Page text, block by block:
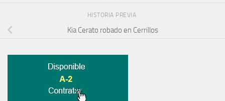
HISTORIA PREVIA
Kia Cerato robado en Cerrillos